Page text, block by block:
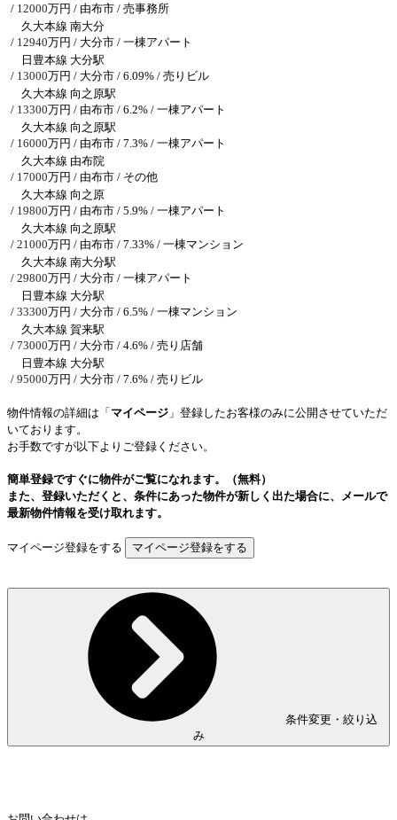
/ 12000万円 / 由布市 / 売事務所
久大本線 南大分
/ 12940万円 / 大分市 / 一棟アパート
日豊本線 大分駅
/ 13000万円 / 大分市 / 6.09% / 売りビル
久大本線 向之原駅
/ 13300万円 / 由布市 / 6.2% / 一棟アパート
久大本線 向之原駅
/ 16000万円 / 由布市 / 7.3% / 一棟アパート
久大本線 由布院
/ 17000万円 / 由布市 / その他
久大本線 向之原
/ 19800万円 / 由布市 / 5.9% / 一棟アパート
久大本線 向之原駅
/ 21000万円 / 由布市 / 7.33% / 一棟マンション
久大本線 南大分駅
/ 29800万円 / 大分市 / 一棟アパート
日豊本線 大分駅
/ 33300万円 / 大分市 / 6.5% / 一棟マンション
久大本線 賀来駅
/ 73000万円 / 大分市 / 4.6% / 売り店舗
日豊本線 大分駅
/ 95000万円 / 大分市 / 7.6% / 売りビル
物件情報の詳細は「 マイページ 」登録したお客様のみに公開させていただ
いております。
お手数ですが以下よりご登録ください。
簡単登録ですぐに物件がご覧になれます。（無料）
また、登録いただくと、条件にあった物件が新しく出た場合に、メールで
最新物件情報を受け取れます。
マイページ登録をする
条件変更・絞り込
み